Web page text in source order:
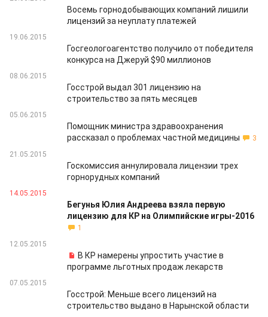
Восемь горнодобывающих компаний лишили
лицензий за неуплату платежей
19.06.2015
Госгеологоагентство получило от победителя
конкурса на Джеруй $90 миллионов
08.06.2015
Госстрой выдал 301 лицензию на
строительство за пять месяцев
05.06.2015
Помощник министра здравоохранения
рассказал о проблемах частной медицины
3
21.05.2015
Госкомиссия аннулировала лицензии трех
горнорудных компаний
14.05.2015
Бегунья Юлия Андреева взяла первую
лицензию для КР на Олимпийские игры-2016
1
12.05.2015
В КР намерены упростить участие в
программе льготных продаж лекарств
07.05.2015
Госстрой: Меньше всего лицензий на
строительство выдано в Нарынской области